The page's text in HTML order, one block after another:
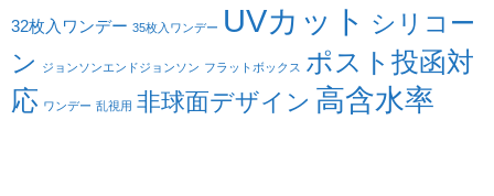
32枚入ワンデー 35枚入ワンデー UVカット シリコー
ン
ジョンソンエンドジョンソン フラットボックス ポスト投函対
応 ワンデー 乱視用 非球面デザイン 高含水率